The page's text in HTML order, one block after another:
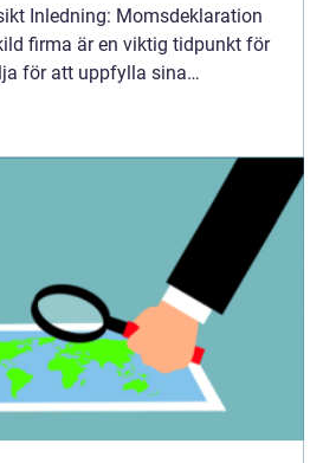
Inledning: Momsdeklaration
firma är en viktig tidpunkt för
för att uppfylla sina